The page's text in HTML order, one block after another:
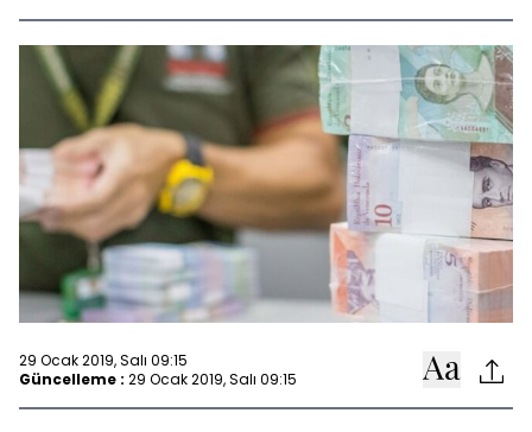
29 Ocak 2019, Salı 09:15
Güncelleme : 29 Ocak 2019, Salı 09:15